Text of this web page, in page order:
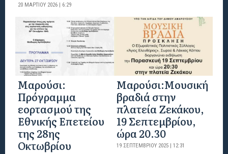
20 ΜΑΡΤΊΟΥ 2026 | 6:29
Μαρούσι:
Πρόγραμμα
εορτασμού της
Εθνικής Επετείου
της 28ης
Οκτωβρίου
Μαρούσι:Μουσική
βραδιά στην
πλατεία Ζεκάκου,
19 Σεπτεμβρίου,
ώρα 20.30
19 ΣΕΠΤΕΜΒΡΊΟΥ 2025 | 12:31